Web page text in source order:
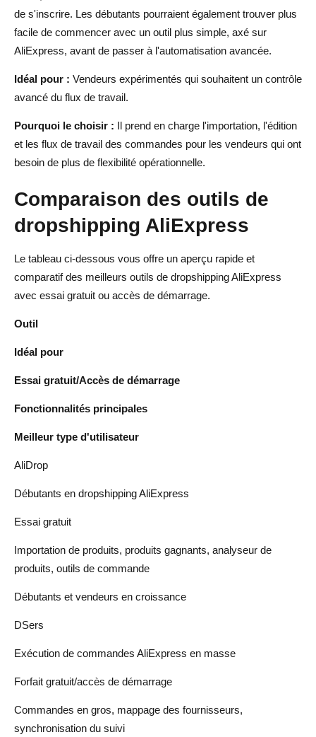
de s'inscrire. Les débutants pourraient également trouver plus
facile de commencer avec un outil plus simple, axé sur
AliExpress, avant de passer à l'automatisation avancée.
Idéal pour : Vendeurs expérimentés qui souhaitent un contrôle
avancé du flux de travail.
Pourquoi le choisir : Il prend en charge l'importation, l'édition
et les flux de travail des commandes pour les vendeurs qui ont
besoin de plus de flexibilité opérationnelle.
Comparaison des outils de
dropshipping AliExpress
Le tableau ci-dessous vous offre un aperçu rapide et
comparatif des meilleurs outils de dropshipping AliExpress
avec essai gratuit ou accès de démarrage.
Outil
Idéal pour
Essai gratuit/Accès de démarrage
Fonctionnalités principales
Meilleur type d'utilisateur
AliDrop
Débutants en dropshipping AliExpress
Essai gratuit
Importation de produits, produits gagnants, analyseur de
produits, outils de commande
Débutants et vendeurs en croissance
DSers
Exécution de commandes AliExpress en masse
Forfait gratuit/accès de démarrage
Commandes en gros, mappage des fournisseurs,
synchronisation du suivi